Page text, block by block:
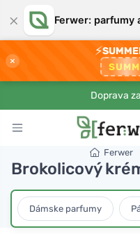
× Ferwer: parfumy
×
⚡
Doprava
Ferwer
Brokolicový
Dámske parfumy